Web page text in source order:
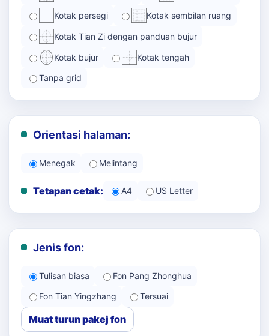
Kotak persegi Kotak sembilan ruang
Kotak Tian Zi dengan panduan bujur
Kotak bujur Kotak tengah
Tanpa grid
Orientasi halaman:
Menegak Melintang
Tetapan cetak: A4 US Letter
Jenis fon:
Tulisan biasa
Fon Pang Zhonghua
Fon Tian Yingzhang
Tersuai
Muat turun pakej fon